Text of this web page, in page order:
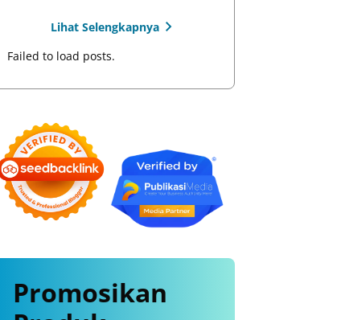
Lihat Selengkapnya
Failed to load posts.
Promosikan